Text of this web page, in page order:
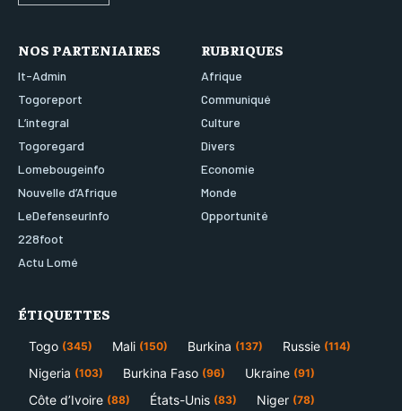
NOS PARTENIAIRES
It-Admin
Togoreport
L’integral
Togoregard
Lomebougeinfo
Nouvelle d’Afrique
LeDefenseurInfo
228foot
Actu Lomé
RUBRIQUES
Afrique
Communiqué
Culture
Divers
Economie
Monde
Opportunité
ÉTIQUETTES
Togo (345) Mali (150) Burkina (137) Russie (114)
Nigeria (103) Burkina Faso (96) Ukraine (91)
Côte d’Ivoire (88) États-Unis (83) Niger (78)